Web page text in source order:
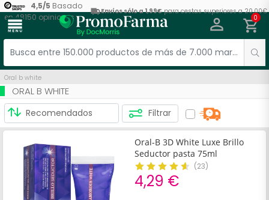
4,5/5 Basado
en48150 opiniones
Envíos sólo a 1,99€para cestas superiores a 20,00€
menu 0
Oral b white
ORAL B WHITE
Filtrar
Oral-B 3D White Luxe Brillo
Seductor pasta 75ml
(23)
4,29 €